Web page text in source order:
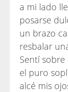
a mi lado
posarse
un brazo
resbalar
Sentí sobre
el puro
alcé mis